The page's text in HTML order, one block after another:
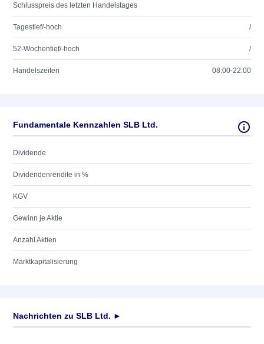
Schlusspreis des letzten Handelstages
Tagestief/-hoch /
52-Wochentief/-hoch /
Handelszeiten 08:00-22:00
Fundamentale Kennzahlen SLB Ltd.
Dividende
Dividendenrendite in %
KGV
Gewinn je Aktie
Anzahl Aktien
Marktkapitalisierung
Nachrichten zu SLB Ltd. ►